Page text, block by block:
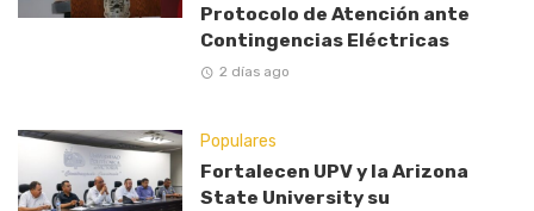
Protocolo de Atención ante
Contingencias Eléctricas
2 días ago
Populares
Fortalecen UPV y la Arizona
State University su